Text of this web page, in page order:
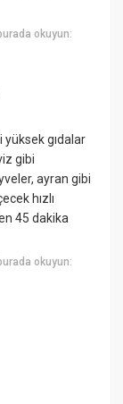
okuyun:
gıdalar
gibi
ayran gibi
hızlı
45 dakika
okuyun: